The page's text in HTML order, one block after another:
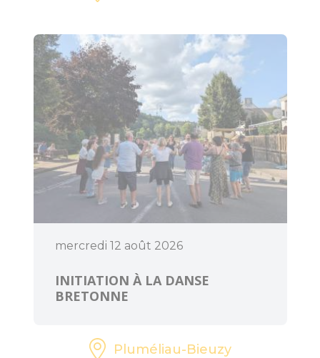
Art et Culture
mercredi 12 août 2026
INITIATION À LA DANSE
BRETONNE
Pluméliau-Bieuzy